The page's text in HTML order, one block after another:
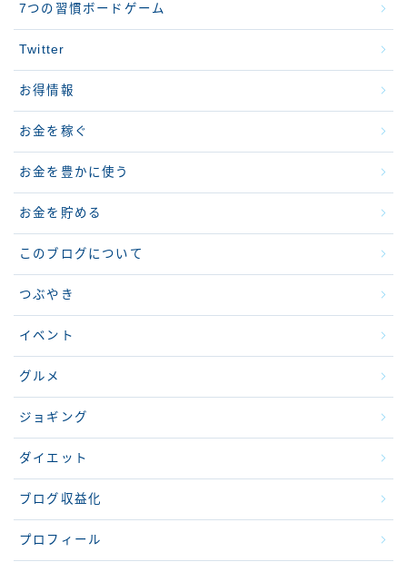
7つの習慣ボードゲーム
Twitter
お得情報
お金を稼ぐ
お金を豊かに使う
お金を貯める
このブログについて
つぶやき
イベント
グルメ
ジョギング
ダイエット
ブログ収益化
プロフィール